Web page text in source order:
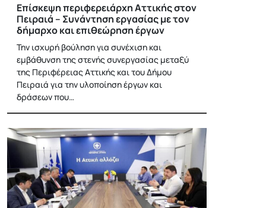
Επίσκεψη περιφερειάρχη Αττικής στον
Πειραιά – Συνάντηση εργασίας με τον
δήμαρχο και επιθεώρηση έργων
Την ισχυρή βούληση για συνέχιση και
εμβάθυνση της στενής συνεργασίας μεταξύ
της Περιφέρειας Αττικής και του Δήμου
Πειραιά για την υλοποίηση έργων και
δράσεων που…